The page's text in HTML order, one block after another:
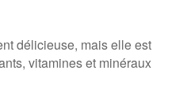
délicieuse, mais elle est
vitamines et minéraux